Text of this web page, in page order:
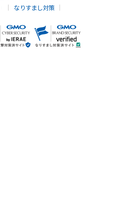
なりすまし対策